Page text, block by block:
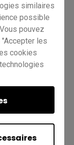
similaires
possible
pouvez
les
cookies
Pour plus
de